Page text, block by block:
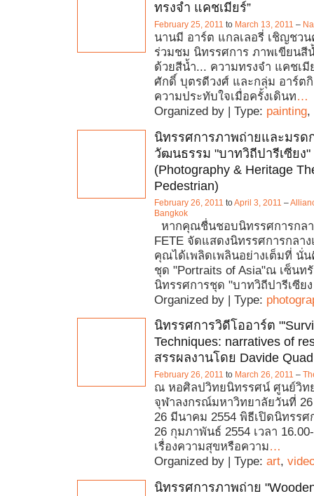
ทรงจำ แคชเมียร์”
February 25, 2011 to March 13, 2011 –
นานมี อาร์ต แกลเลอรี่ เชิญชว
ร่วมชม นิทรรศการ ภาพเขียนสี
ด้วยสีน้ำ... ความทรงจำ แคชเมี
ศักดิ์ บุตรดีวงศ์ และกลุ่ม อาร์ต
ความประทับใจเมื่อครั้งเดินท…
Organized by | Type: painting,
นิทรรศการภาพถ่ายและมรด
วัฒนธรรม "บาทวิถีปารีเซียง"
(Photography & Heritage
Pedestrian)
February 26, 2011 toApril 3, 2011 –
Bangkok
หากคุณชื่นชอบนิทรรศการกลา
FETE จัดแสดงนิทรรศการกลา
คุณได้เพลิดเพลินอย่างเต็มที่ นั่
ชุด "Portraits of Asia"ณ เซ็นท
นิทรรศการชุด "บาทวิถีปารีเซียง
Organized by | Type:
นิทรรศการวิดีโออาร์ต
Techniques​: narratives of
สรรผลงานโดย Davide
February 26, 2011 to March 26, 2011 –
ณ หอศิลปวิทยนิทรรศน์ ศูนย์วิท
จุฬาลงกรณ์มหาวิทยาลัยวันที่
26 มีนาคม 2554 พิธีเปิดนิทรรศ
26 กุมภาพันธ์ 2554 เวลา
เรื่องความสุขหรือความ…
Organized by | Type: art,
นิทรรศการภาพถ่าย